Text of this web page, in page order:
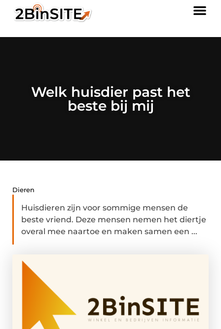
Welk huisdier past het
beste bij mij
Dieren
Huisdieren zijn voor sommige mensen de
beste vriend. Deze mensen nemen het diertje
overal mee naartoe en maken samen een ...